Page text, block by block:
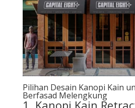
Pilihan Desain Kanopi Kain
Berfasad Melengkung